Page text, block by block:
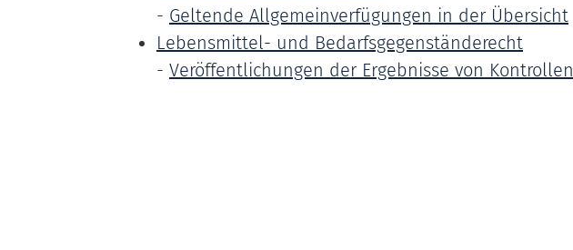
- Geltende Allgemeinverfügungen in der Übersicht
Lebensmittel- und Bedarfsgegenständerecht
- Veröffentlichungen der Ergebnisse von Kontrollen